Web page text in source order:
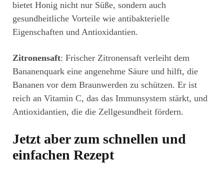
bietet Honig nicht nur Süße, sondern auch
gesundheitliche Vorteile wie antibakterielle
Eigenschaften und Antioxidantien.
Zitronensaft: Frischer Zitronensaft verleiht dem
Bananenquark eine angenehme Säure und hilft, die
Bananen vor dem Braunwerden zu schützen. Er ist
reich an Vitamin C, das das Immunsystem stärkt, und
Antioxidantien, die die Zellgesundheit fördern.
Jetzt aber zum schnellen und
einfachen Rezept